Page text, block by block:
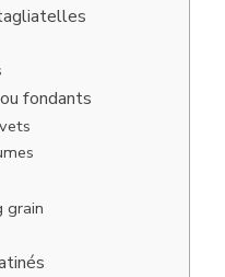
fondants
grain